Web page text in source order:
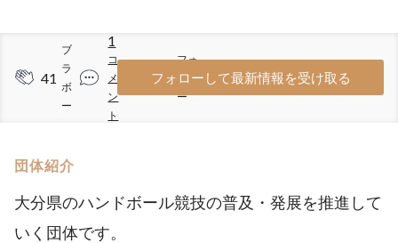
41
ブ
ラ
ボ
ー
1
コ
メ
ン
ト
47
フォ
ロワ
ー
フォローして最新情報を受け取る
団体紹介
大分県のハンドボール競技の普及・発展を推進して
いく団体です。